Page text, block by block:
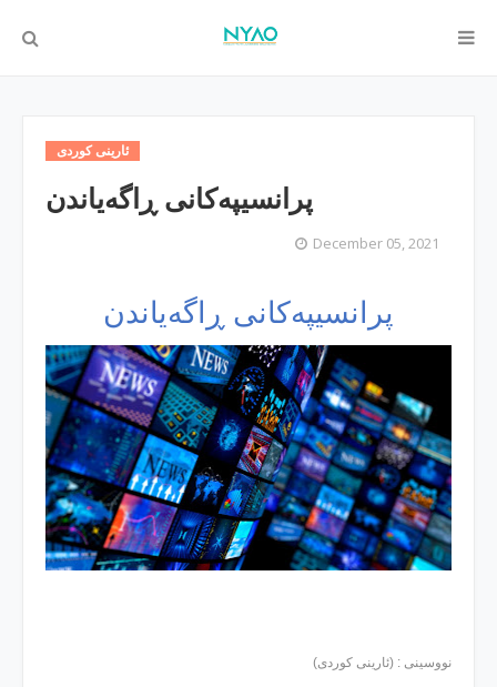
ئارینی كوردی
پرانسیپه‌كانی ڕاگه‌یاندن
December 05, 2021
پرانسیپه‌كانی ڕاگه‌یاندن
نووسینی : (ئارینی كوردی)